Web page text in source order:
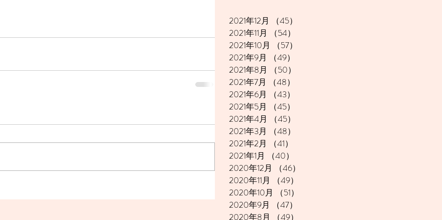
2021年12月 （45）
2021年11月
（54）
2021年10月
（57）
2021年9月
（49）
2021年8月
（50）
2021年7月
（48）
2021年6月
（43）
2021年5月
（45）
2021年4月
（45）
2021年3月
（48）
2021年2月
（41）
2021年1月
（40）
2020年12月
（46）
2020年11月
（49）
2020年10月
（51）
2020年9月
（47）
2020年8月
（49）